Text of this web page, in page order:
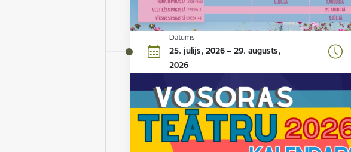
Datums
25. jūlijs, 2026 – 29. augusts,
2026